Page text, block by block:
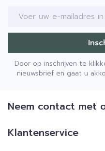
E-mail adres
Door op inschrijven te
nieuwsbrief en gaat u
Neem contact met
Klantenservice